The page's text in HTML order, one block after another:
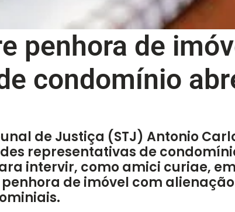
penhora de
condomínio
de Justiça (STJ) Antonio
representativas de
intervir, como amici curiae,
de imóvel com